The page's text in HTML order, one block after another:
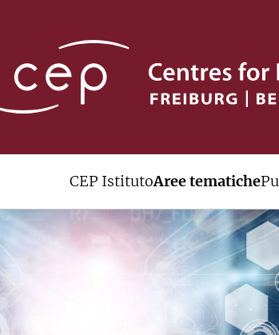
CEP IstitutoAree tematiche